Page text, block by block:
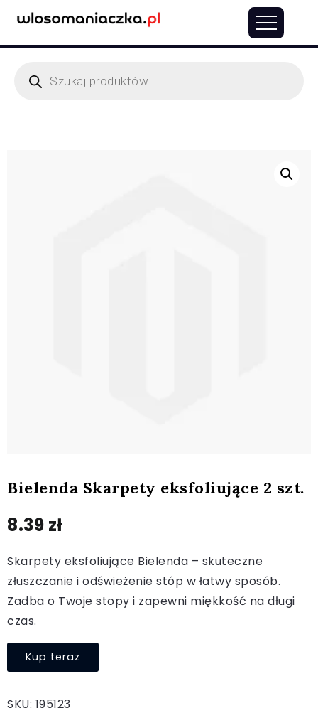
Bielenda Skarpety eksfoliujące 2 szt.
8.39 zł
Skarpety eksfoliujące Bielenda – skuteczne
złuszczanie i odświeżenie stóp w łatwy sposób.
Zadba o Twoje stopy i zapewni miękkość na długi
czas.
Kup teraz
SKU: 195123